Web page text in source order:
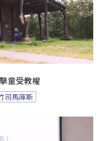
童受教權
司馬庫斯